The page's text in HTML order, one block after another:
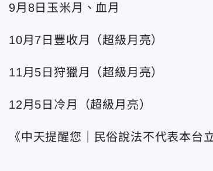
9月8日玉米月、血月
10月7日豐收月（超級月亮）
11月5日狩獵月（超級月亮）
12月5日冷月（超級月亮）
《中天提醒您｜民俗說法不代表本台